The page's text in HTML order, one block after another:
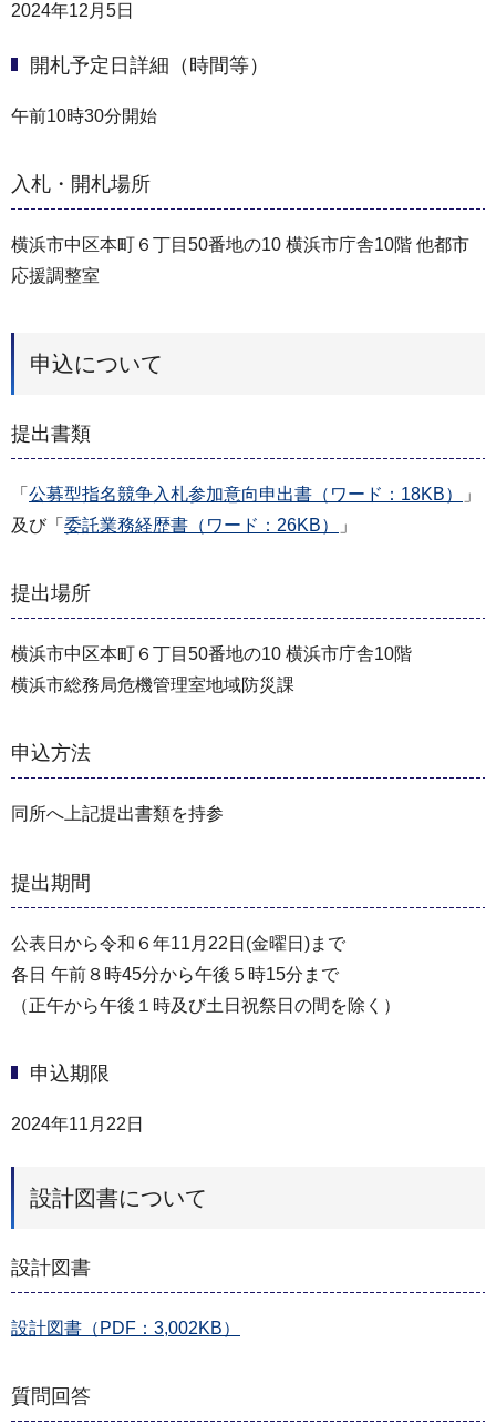
2024年12月5日
開札予定日詳細（時間等）
午前10時30分開始
入札・開札場所
横浜市中区本町６丁目50番地の10 横浜市庁舎10階 他都市
応援調整室
申込について
提出書類
「 公募型指名競争入札参加意向申出書（ワード：18KB）
」
及び「 委託業務経歴書（ワード：26KB） 」
提出場所
横浜市中区本町６丁目50番地の10 横浜市庁舎10階
横浜市総務局危機管理室地域防災課
申込方法
同所へ上記提出書類を持参
提出期間
公表日から令和６年11月22日(金曜日)まで
各日 午前８時45分から午後５時15分まで
（正午から午後１時及び土日祝祭日の間を除く）
申込期限
2024年11月22日
設計図書について
設計図書
設計図書（PDF：3,002KB）
質問回答